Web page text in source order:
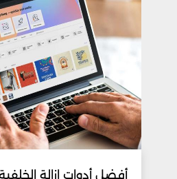
أفضل أدوات إزالة